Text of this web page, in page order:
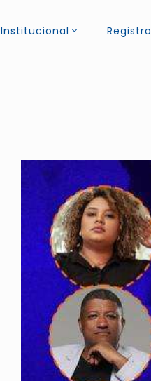
Institucional Registro